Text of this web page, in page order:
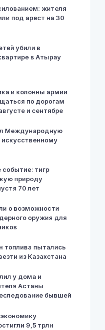
жителя
под арест на 30
убили в
в Атырау
и колонны армии
по дорогам
и сентябре
Международную
событие: тигр
природу
70 лет
о возможности
оружия для
топлива пытались
из Казахстана
у дома и
Астаны
бывшей
9,5 трлн